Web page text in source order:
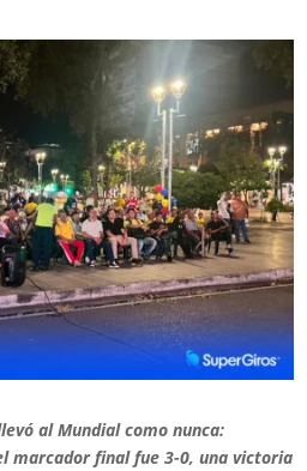
al Mundial como nunca:
marcador final fue 3-0, una victoria